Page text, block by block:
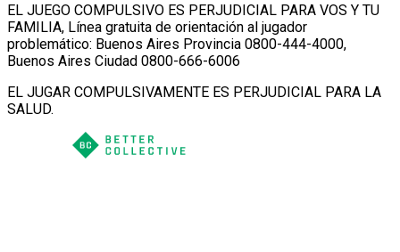
EL JUEGO COMPULSIVO ES PERJUDICIAL PARA VOS Y TU
FAMILIA, Línea gratuita de orientación al jugador
problemático: Buenos Aires Provincia 0800-444-4000,
Buenos Aires Ciudad 0800-666-6006
EL JUGAR COMPULSIVAMENTE ES PERJUDICIAL PARA LA
SALUD.